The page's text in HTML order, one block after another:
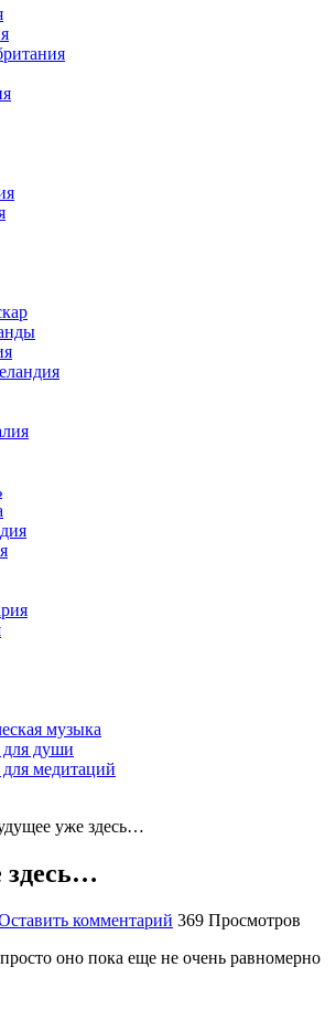
музыка
души
медитаций
уже здесь…
здесь…
комментарий 369 Просмотров
оно пока еще не очень равномерно